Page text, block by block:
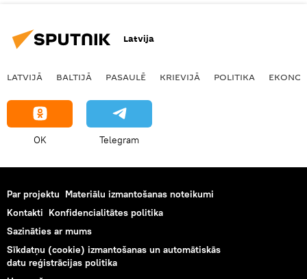
Latvija
LATVIJĀ BALTIJĀ PASAULĒ KRIEVIJĀ POLITIKA
OK Telegram
Par projektu Materiālu izmantošanas noteikumi
Kontakti Konfidencialitātes politika
Sazināties ar mums
Sīkdatņu (cookie) izmantošanas un automātiskās
datu reģistrācijas politika